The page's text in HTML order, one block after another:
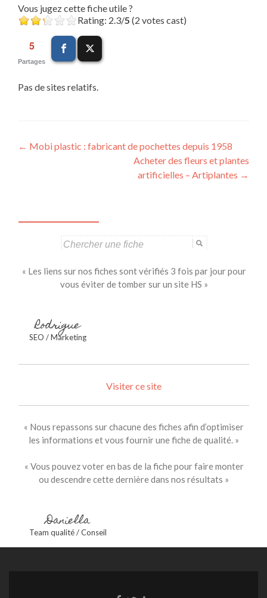
Vous jugez cette fiche utile ?
Rating: 2.3/5 (2 votes cast)
5
Partages
Pas de sites relatifs.
Navigation
← Mobi plastic : fabricant de pochettes depuis 1958
Acheter des fleurs et plantes
artificielles – Artiplantes →
« Les liens sur nos fiches sont vérifiés 3 fois par jour pour
vous éviter de tomber sur un site HS »
Rodrigue
SEO / Marketing
Visiter ce site
« Nous repassons sur chacune des fiches afin d’optimiser
les informations et vous fournir une fiche de qualité. »
« Vous pouvez voter en bas de la fiche pour faire monter
ou descendre cette dernière dans nos résultats »
Daniella
Team qualité / Conseil